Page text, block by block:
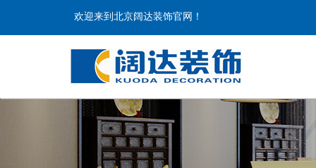
欢迎来到北京阔达装饰官网！